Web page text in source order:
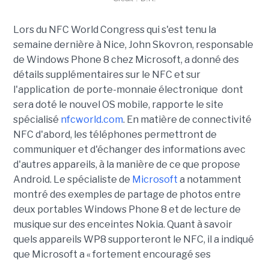
Lors du NFC World Congress qui s'est tenu la
semaine dernière à Nice, John Skovron, responsable
de Windows Phone 8 chez Microsoft, a donné des
détails supplémentaires sur le NFC et sur
l'application de porte-monnaie électronique dont
sera doté le nouvel OS mobile, rapporte le site
spécialisé nfcworld.com. En matière de connectivité
NFC d'abord, les téléphones permettront de
communiquer et d'échanger des informations avec
d'autres appareils, à la manière de ce que propose
Android. Le spécialiste de Microsoft a notamment
montré des exemples de partage de photos entre
deux portables Windows Phone 8 et de lecture de
musique sur des enceintes Nokia. Quant à savoir
quels appareils WP8 supporteront le NFC, il a indiqué
que Microsoft a « fortement encouragé ses